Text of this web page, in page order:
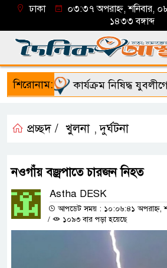
ঢাকা
০৩:৩৭ অপরাহ্ন, শনিবার,
১৪৩৩ বঙ্গাব্দ
শিরোনাম: কার্যক্রম নিষিদ্ধ
প্রচ্ছদ / খুলনা ,দুর্ঘটনা
নওগাঁয় বজ্রপাতে চারজন নিহত
Astha DESK
আপডেট সময় : ১০:০৬:৪১ অপরাহ্ন,
/
১০৯৩ বার পড়া হয়েছে